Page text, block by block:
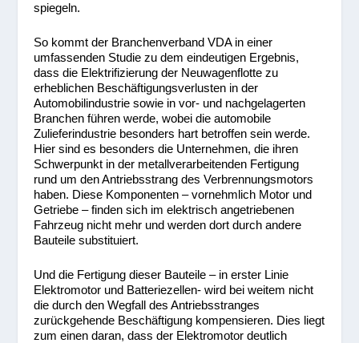
spiegeln.
So kommt der Branchenverband VDA in einer
umfassenden Studie zu dem eindeutigen Ergebnis,
dass die Elektrifizierung der Neuwagenflotte zu
erheblichen Beschäftigungsverlusten in der
Automobilindustrie sowie in vor- und nachgelagerten
Branchen führen werde, wobei die automobile
Zulieferindustrie besonders hart betroffen sein werde.
Hier sind es besonders die Unternehmen, die ihren
Schwerpunkt in der metallverarbeitenden Fertigung
rund um den Antriebsstrang des Verbrennungsmotors
haben. Diese Komponenten – vornehmlich Motor und
Getriebe – finden sich im elektrisch angetriebenen
Fahrzeug nicht mehr und werden dort durch andere
Bauteile substituiert.
Und die Fertigung dieser Bauteile – in erster Linie
Elektromotor und Batteriezellen- wird bei weitem nicht
die durch den Wegfall des Antriebsstranges
zurückgehende Beschäftigung kompensieren. Dies liegt
zum einen daran, dass der Elektromotor deutlich